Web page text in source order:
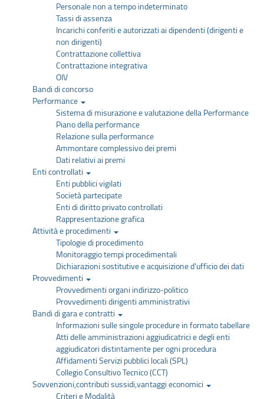
Personale non a tempo indeterminato
Tassi di assenza
Incarichi conferiti e autorizzati ai dipendenti (dirigenti e
non dirigenti)
Contrattazione collettiva
Contrattazione integrativa
OIV
Bandi di concorso
Performance
Sistema di misurazione e valutazione della Performance
Piano della performance
Relazione sulla performance
Ammontare complessivo dei premi
Dati relativi ai premi
Enti controllati
Enti pubblici vigilati
Società partecipate
Enti di diritto privato controllati
Rappresentazione grafica
Attività e procedimenti
Tipologie di procedimento
Monitoraggio tempi procedimentali
Dichiarazioni sostitutive e acquisizione d'ufficio dei dati
Provvedimenti
Provvedimenti organi indirizzo-politico
Provvedimenti dirigenti amministrativi
Bandi di gara e contratti
Informazioni sulle singole procedure in formato tabellare
Atti delle amministrazioni aggiudicatrici e degli enti
aggiudicatori distintamente per ogni procedura
Affidamenti Servizi pubblici locali (SPL)
Collegio Consultivo Tecnico (CCT)
Sovvenzioni,contributi sussidi,vantaggi economici
Criteri e Modalità